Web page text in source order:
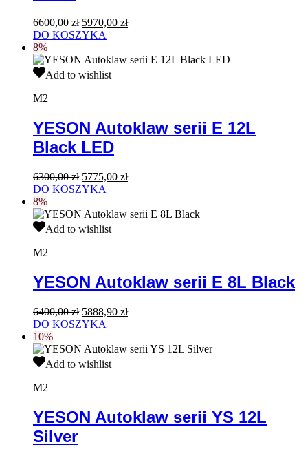
6600,00zł Pierwotna
cena
6600,00 zł.
5970,00 złAktualna
5970,00 zł.
DO KOSZYKA
8%
YESON
serii
12L
Black
LED
Add to wishlist
M2
YESON Autoklaw serii E 12L
Black LED
6300,00zł Pierwotna
cena
6300,00 zł.
5775,00 złAktualna
5775,00 zł.
DO KOSZYKA
8%
YESON
serii
8L
Black
Add to wishlist
M2
YESON Autoklaw serii E 8L Black
6400,00zł Pierwotna
cena
6400,00 zł.
5888,90 złAktualna
5888,90 zł.
DO KOSZYKA
10%
YESON
serii
12L
Silver
Add to wishlist
M2
YESON Autoklaw serii YS 12L
Silver